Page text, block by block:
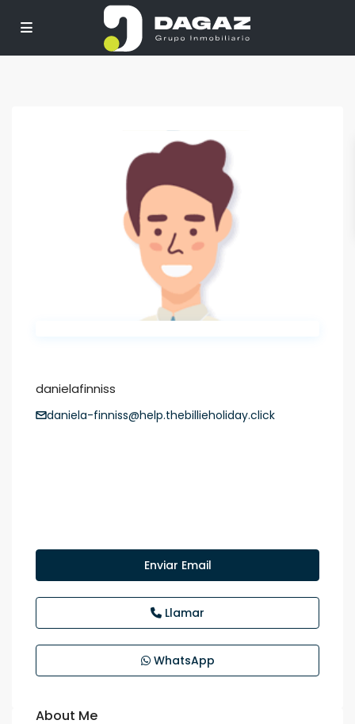
danielafinniss
daniela-finniss@help.thebillieholiday.click
Enviar Email
Llamar
WhatsApp
About Me